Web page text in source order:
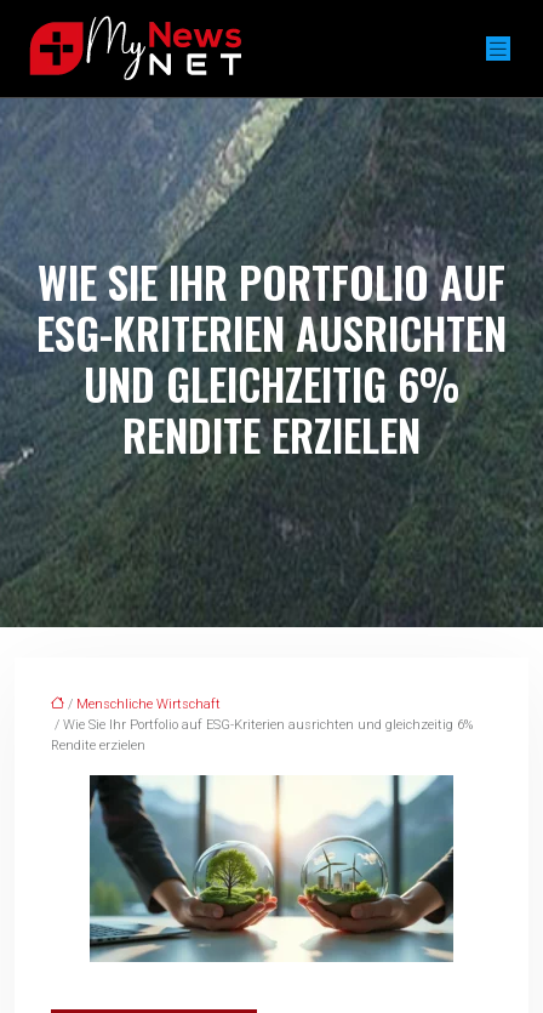
WIE SIE IHR PORTFOLIO AUF
ESG-KRITERIEN AUSRICHTEN
UND GLEICHZEITIG 6%
RENDITE ERZIELEN
/ Menschliche Wirtschaft
/ Wie Sie Ihr Portfolio auf ESG-Kriterien ausrichten und gleichzeitig 6%
Rendite erzielen